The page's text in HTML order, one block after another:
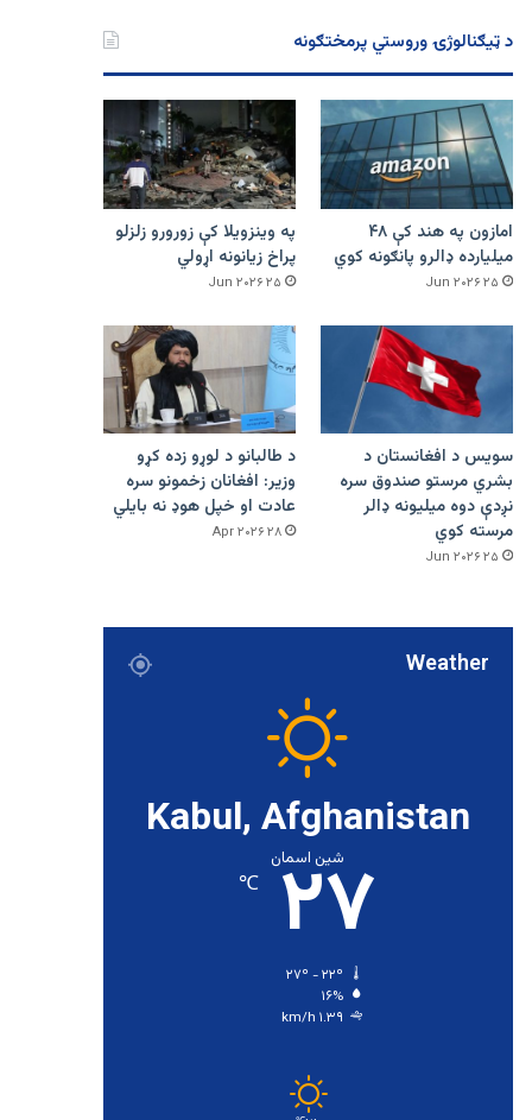
د ټیګنالوژۍ وروستي پرمختګونه
امازون په هند کې ۴۸
میلیارده ډالرو پانګونه کوي
۲۵ Jun ۲۰۲۶
په وینزویلا کې زورورو زلزلو
پراخ زیانونه اړولي
۲۵ Jun ۲۰۲۶
سویس د افغانستان د
بشري مرستو صندوق سره
نږدې دوه میلیونه ډالر
مرسته کوي
۲۵ Jun ۲۰۲۶
د طالبانو د لوړو زده کړو
وزیر: افغانان زخمونو سره
عادت او خپل هوډ نه بایلي
۲۸ Apr ۲۰۲۶
Weather
Kabul, Afghanistan
شین اسمان
۲۷ ℃
۱۶%
۱.۳۹ km/h